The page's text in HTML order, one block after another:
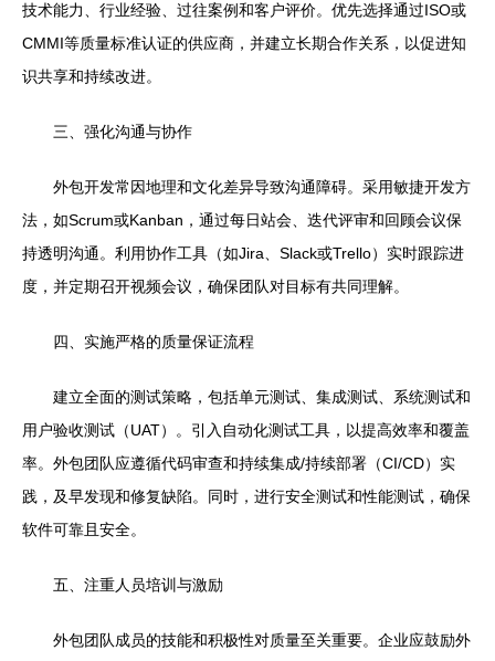
技术能力、行业经验、过往案例和客户评价。优先选择通过ISO或
CMMI等质量标准认证的供应商，并建立长期合作关系，以促进知
识共享和持续改进。
三、强化沟通与协作
外包开发常因地理和文化差异导致沟通障碍。采用敏捷开发方
法，如Scrum或Kanban，通过每日站会、迭代评审和回顾会议保
持透明沟通。利用协作工具（如Jira、Slack或Trello）实时跟踪进
度，并定期召开视频会议，确保团队对目标有共同理解。
四、实施严格的质量保证流程
建立全面的测试策略，包括单元测试、集成测试、系统测试和
用户验收测试（UAT）。引入自动化测试工具，以提高效率和覆盖
率。外包团队应遵循代码审查和持续集成/持续部署（CI/CD）实
践，及早发现和修复缺陷。同时，进行安全测试和性能测试，确保
软件可靠且安全。
五、注重人员培训与激励
外包团队成员的技能和积极性对质量至关重要。企业应鼓励外